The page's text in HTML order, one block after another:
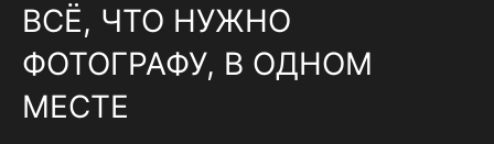
ВСЁ, ЧТО НУЖНО
ФОТОГРАФУ, В ОДНОМ
МЕСТЕ